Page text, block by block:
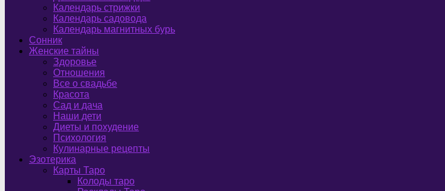
Календарь стрижки
Календарь садовода
Календарь магнитных бурь
Сонник
Женские тайны
Здоровье
Отношения
Все о свадьбе
Красота
Сад и дача
Наши дети
Диеты и похудение
Психология
Кулинарные рецепты
Эзотерика
Карты Таро
Колоды таро